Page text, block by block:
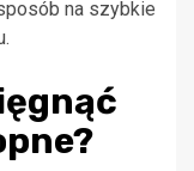
na szybkie